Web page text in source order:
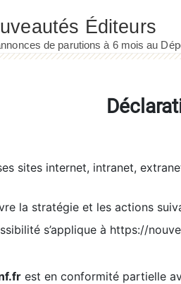
sites internet, intranet,
la stratégie et les actions
s’applique à https://
est en conformité partielle